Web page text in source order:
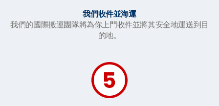
我們收件並海運
我們的國際搬運團隊將為你上門收件並將其安全地運送到目
的地。